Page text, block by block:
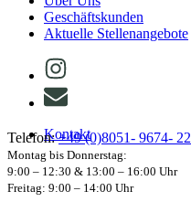
Geschäftskunden
Aktuelle Stellenangebote
Kontakt
Telefon:+49 (0)8051- 9674- 22
Montag bis Donnerstag:
9:00 – 12:30 & 13:00 – 16:00 Uhr
Freitag: 9:00 – 14:00 Uhr